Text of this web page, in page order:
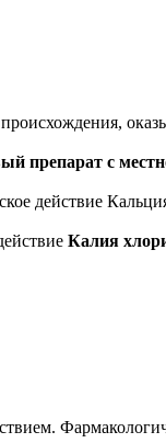
препарат с
действие
Калия